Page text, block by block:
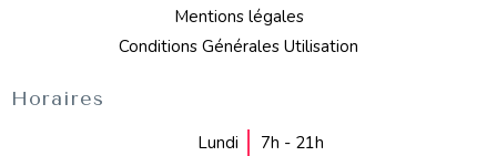
Mentions légales
Conditions Générales Utilisation
Horaires
Lundi
7h - 21h